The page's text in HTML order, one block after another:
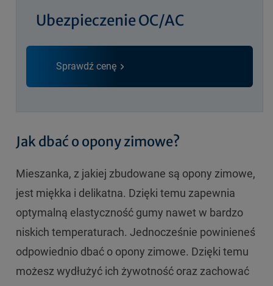
Ubezpieczenie OC/AC
Sprawdź cenę
Jak dbać o opony zimowe?
Mieszanka, z jakiej zbudowane są opony zimowe,
jest miękka i delikatna. Dzięki temu zapewnia
optymalną elastyczność gumy nawet w bardzo
niskich temperaturach. Jednocześnie powinieneś
odpowiednio dbać o opony zimowe. Dzięki temu
możesz wydłużyć ich żywotność oraz zachować